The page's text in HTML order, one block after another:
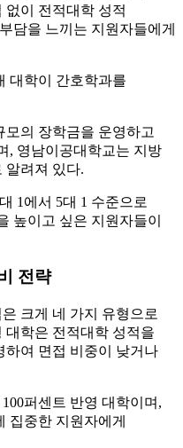
없이 전적대학 성적
담을 느끼는 지원자들에게
대학이 간호학과를
모의 장학금을 운영하고
, 영남이공대학교는 지방
알려져 있다.
1에서 5대 1 수준으로
높이고 싶은 지원자들이
전략
크게 네 가지 유형으로
대학은 전적대학 성적을
하여 면접 비중이 낮거나
퍼센트 반영 대학이며,
집중한 지원자에게